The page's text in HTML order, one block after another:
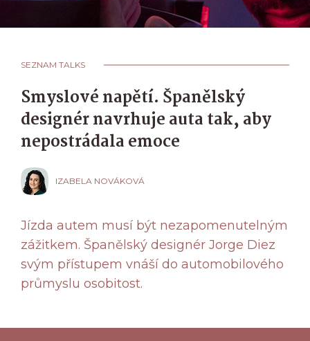
SEZNAM TALKS
Smyslové napětí. Španělský
designér navrhuje auta tak, aby
nepostrádala emoce
IZABELA NOVÁKOVÁ
Jízda autem musí být nezapomenutelným
zážitkem. Španělský designér Jorge Diez
svým přístupem vnáší do automobilového
průmyslu osobitost.